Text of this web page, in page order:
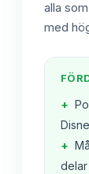
alla
med
+
+
delar